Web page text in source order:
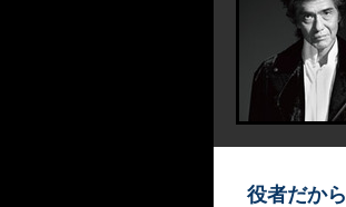
役者だか